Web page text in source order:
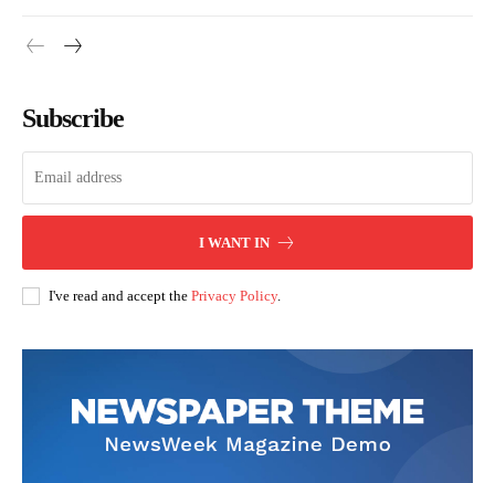
Subscribe
I WANT IN
I've read and accept the Privacy Policy.